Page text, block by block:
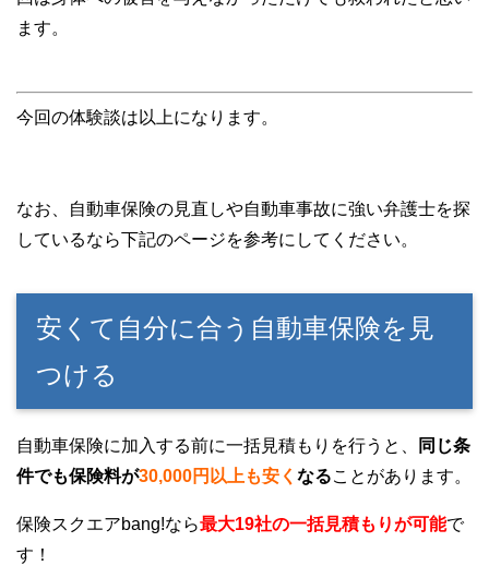
ます。
今回の体験談は以上になります。
なお、自動車保険の見直しや自動車事故に強い弁護士を探
しているなら下記のページを参考にしてください。
安くて自分に合う自動車保険を見
つける
自動車保険に加入する前に一括見積もりを行うと、
同じ条
件でも保険料が30,000円以上も安く なることがあります。
保険スクエアbang!なら最大19社の一括見積もりが可能で
す！